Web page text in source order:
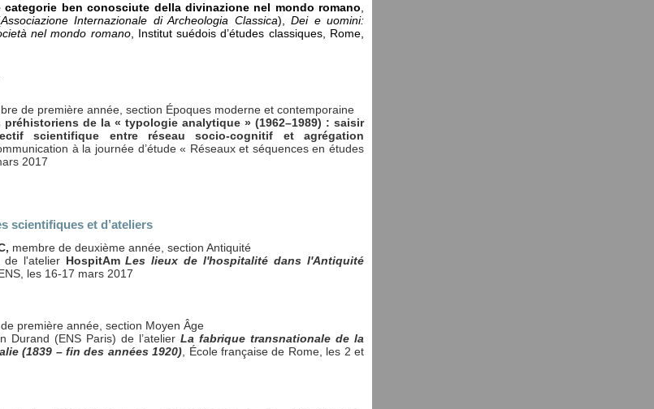
ben conosciute della divinazione nel mondo romano,
Associazione Internazionale di Archeologia Classica), Dei e uomini:
nel mondo romano, Institut suédois d’études classiques, Rome,
de première année, section Époques moderne et contemporaine
préhistoriens de la « typologie analytique » (1962–1989) : saisir
scientifique entre réseau socio-cognitif et agrégation
à la journée d’étude « Réseaux et séquences en études
2017
scientifiques et d’ateliers
membre de deuxième année, section Antiquité
de l'atelier HospitAmLes lieux de l'hospitalité dans l'Antiquité
les 16-17 mars 2017
première année, section Moyen Âge
Durand (ENS Paris) de l’atelier La fabrique transnationale de la
(1839 – fin des années 1920), École française de Rome, les 2 et